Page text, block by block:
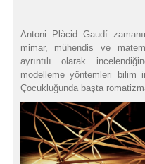
Antoni Plàcid Gaudí
mimar, mühendis ve
ayrıntılı olarak
modelleme yöntemleri bilim
Çocukluğunda başta